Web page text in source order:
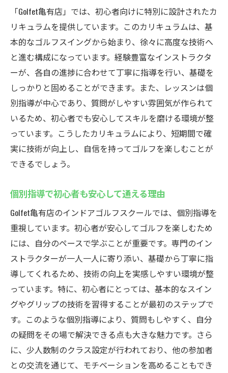
手ぶらで通える手軽さが人気の理由
レンタルサービス利用の流れを徹底解説
初めての方も安心！用具の選び方ガイド
定額制通い放題プランでゴルフライフを楽しも
う
定額制プランの特徴とその利点
通い放題ならではの自由な通い方
コストパフォーマンスの良さを体感しよう
頻繁に通うことで得られるゴルフ技術の向
組み方
お得な料金プランの選び方
通勤途中にも便利！Golfet亀有店で効率的にゴル
フを学ぶ
通勤時間を有効活用する方法
駅近で便利！アクセスの良さが魅力
忙しいビジネスマンにも最適なレッスンプ
ラン
短時間で集中してスキルを磨く秘訣
ゴルフを生活の一部に取り入れるコツ
効率的な時間管理で充実したゴルフライフ
「Golfet亀有店」では、初心者向けに特別に設計されたカ
リキュラムを提供しています。このカリキュラムは、基
本的なゴルフスイングから始まり、徐々に高度な技術へ
と進む構成になっています。経験豊富なインストラクタ
ーが、各自の進捗に合わせて丁寧に指導を行い、基礎を
しっかりと固めることができます。また、レッスンは個
別指導が中心であり、質問がしやすい雰囲気が作られて
いるため、初心者でも安心してスキルを磨ける環境が整
っています。こうしたカリキュラムにより、短期間で確
実に技術が向上し、自信を持ってゴルフを楽しむことが
できるでしょう。
個別指導で初心者も安心して通える理由
Golfet亀有店のインドアゴルフスクールでは、個別指導を
重視しています。初心者が安心してゴルフを楽しむため
には、自分のペースで学ぶことが重要です。専門のイン
ストラクターが一人一人に寄り添い、基礎から丁寧に指
導してくれるため、技術の向上を実感しやすい環境が整
っています。特に、初心者にとっては、基本的なスイン
グやグリップの技術を習得することが最初のステップで
す。このような個別指導により、質問もしやすく、自分
の疑問をその場で解決できる点も大きな魅力です。さら
に、少人数制のクラス設定が行われており、他の参加者
との交流を通じて、モチベーションを高めることもでき